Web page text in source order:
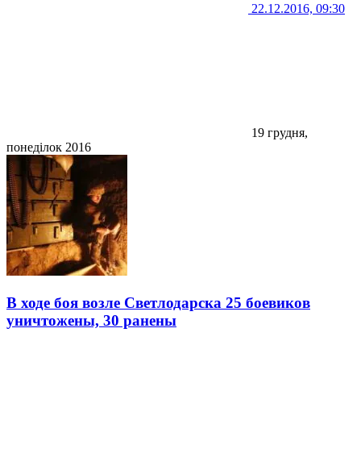
22.12.2016, 09:30
19 грудня,
понеділок 2016
В ходе боя возле Светлодарска 25 боевиков
уничтожены, 30 ранены